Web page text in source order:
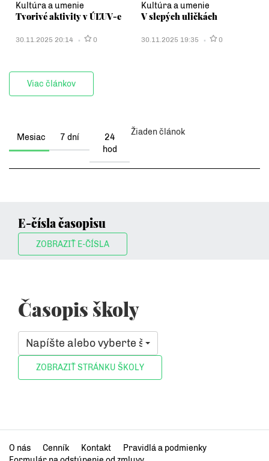
Kultúra a umenie
Tvorivé aktivity v ÚĽUV-e
30.11.2025 20:14 0
Kultúra a umenie
V slepých uličkách
30.11.2025 19:35 0
Viac článkov
Mesiac 7 dní
24
hod
Žiaden článok
E-čísla časopisu
ZOBRAZIŤ E-ČÍSLA
Časopis školy
Napíšte alebo vyberte školu, ktorá vás zaujíma
O nás Cenník Kontakt
Pravidlá a podmienky